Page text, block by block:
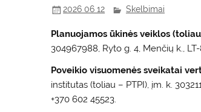
2026 06 12 Skelbimai
Planuojamos ūkinės veiklos
304967988, Ryto g. 4, Menčių k.,
Poveikio visuomenės sveikatai
institutas (toliau – PTPI), įm. k.
+370 602 45523.